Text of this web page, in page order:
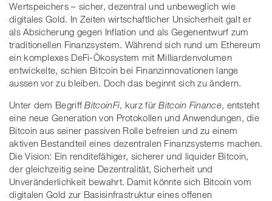
Wertspeichers – sicher, dezentral und unbeweglich wie
digitales Gold. In Zeiten wirtschaftlicher Unsicherheit galt er
als Absicherung gegen Inflation und als Gegenentwurf zum
traditionellen Finanzsystem. Während sich rund um Ethereum
ein komplexes DeFi-Ökosystem mit Milliardenvolumen
entwickelte, schien Bitcoin bei Finanzinnovationen lange
aussen vor zu bleiben. Doch das beginnt sich zu ändern.
Unter dem BegriffBitcoinFi, kurz fürBitcoin Finance, entsteht
eine neue Generation von Protokollen und Anwendungen, die
Bitcoin aus seiner passiven Rolle befreien und zu einem
aktiven Bestandteil eines dezentralen Finanzsystems machen.
Die Vision: Ein renditefähiger, sicherer und liquider Bitcoin,
der gleichzeitig seine Dezentralität, Sicherheit und
Unveränderlichkeit bewahrt. Damit könnte sich Bitcoin vom
digitalen Gold zur Basisinfrastruktur eines offenen